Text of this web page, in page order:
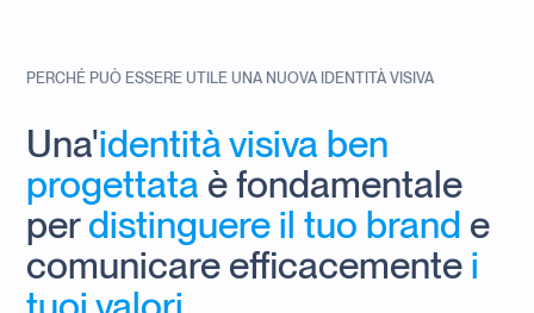
PERCHÉ PUÒ ESSERE UTILE UNA NUOVA IDENTITÀ VISIVA
Una'identità visiva ben
progettata è fondamentale
perdistinguere il tuo brand e
comunicare efficacemente i